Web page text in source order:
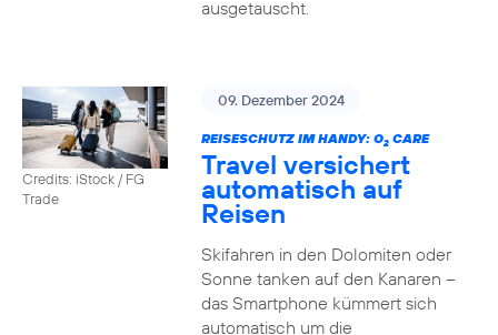
ausgetauscht.
Credits: iStock / FG
Trade
09. Dezember 2024
REISESCHUTZ IM HANDY: O2CARE
Travel versichert
automatisch auf
Reisen
Skifahren in den Dolomiten oder
Sonne tanken auf den Kanaren –
das Smartphone kümmert sich
automatisch um die